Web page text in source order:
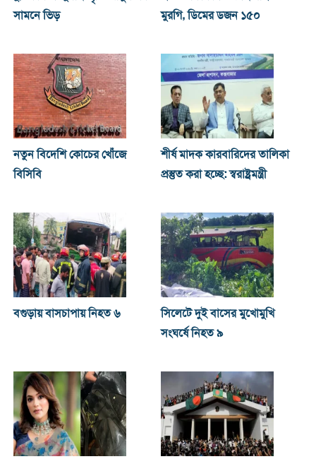
সামনে ভিড়
মুরগি, ডিমের ডজন ১৫০
নতুন বিদেশি কোচের খোঁজে
বিসিবি
শীর্ষ মাদক কারবারিদের তালিকা
প্রস্তুত করা হচ্ছে: স্বরাষ্ট্রমন্ত্রী
বগুড়ায় বাসচাপায় নিহত ৬
সিলেটে দুই বাসের মুখোমুখি
সংঘর্ষে নিহত ৯